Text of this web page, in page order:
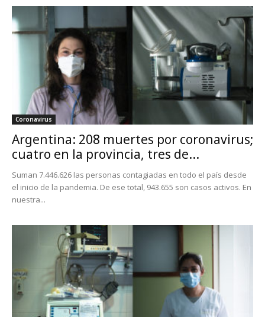
Coronavirus
Argentina: 208 muertes por coronavirus;
cuatro en la provincia, tres de...
Suman 7.446.626 las personas contagiadas en todo el país desde
el inicio de la pandemia. De ese total, 943.655 son casos activos. En
nuestra...